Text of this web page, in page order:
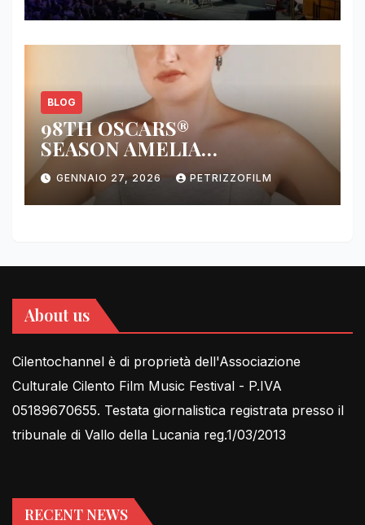
BLOG
98TH OSCARS®
SEASON AMELIA
DIMOLDENBERG RETURNS
FOR THIRD YEAR
GENNAIO 27, 2026 PETRIZZOFILM
About us
Cilentochannel è di proprietà dell'Associazione
Culturale Cilento Film Music Festival - P.IVA
05189670655. Testata giornalistica registrata presso il
tribunale di Vallo della Lucania reg.1/03/2013
RECENT NEWS